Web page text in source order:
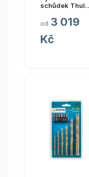
schůdek Thule
V03 – náhradní
kompletní
stupátko Thule
od 3 019
Kč